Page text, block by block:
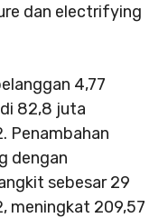
dan electrifying
4,77
82,8 juta
Penambahan
dengan
sebesar 29
meningkat 209,57